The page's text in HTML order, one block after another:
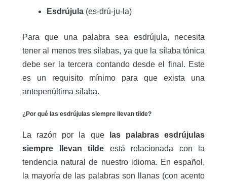
Esdrújula (es-drú-ju-la)
Para que una palabra sea esdrújula, necesita
tener al menos tres sílabas, ya que la sílaba tónica
debe ser la tercera contando desde el final. Este
es un requisito mínimo para que exista una
antepenúltima sílaba.
¿Por qué las esdrújulas siempre llevan tilde?
La razón por la que
las palabras esdrújulas
siempre llevan tilde está relacionada con la
tendencia natural de nuestro idioma. En español,
la mayoría de las palabras son llanas (con acento